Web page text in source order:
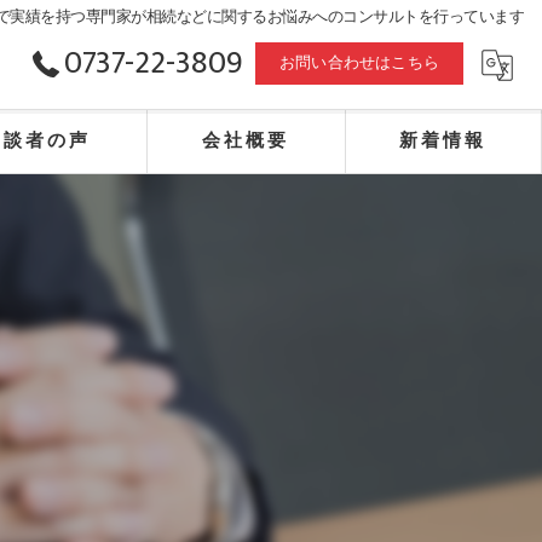
実績を持つ専門家が相続などに関するお悩みへのコンサルトを行っています
0737-22-3809 お問い合わせはこちら
者の声 会社概要 新着情報